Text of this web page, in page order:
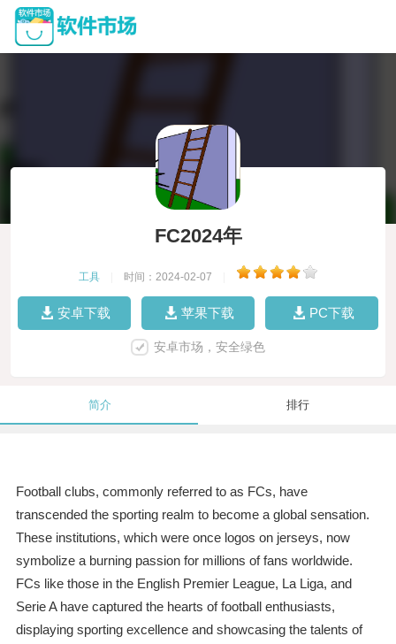
FC2024年
工具 时间：2024-02-07
安卓下载 苹果下载 PC下载
安卓市场，安全绿色
简介 排行
Football clubs, commonly referred to as FCs, have
transcended the sporting realm to become a global sensation.
These institutions, which were once logos on jerseys, now
symbolize a burning passion for millions of fans worldwide.
FCs like those in the English Premier League, La Liga, and
Serie A have captured the hearts of football enthusiasts,
displaying sporting excellence and showcasing the talents of